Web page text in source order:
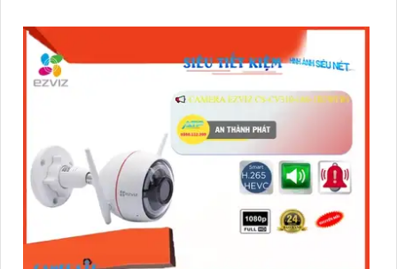
bền bỉ chống nước IP65 phù hợp lắp đặt trong mọi điều
kiện thời tiết. Camera An Ninh CS-CB5-R100-2F8WFL có
khả năng còi hú, đèn chớp báo động, Wifi Không Dây,
chức năng AI deep learning phân biệt người & phương